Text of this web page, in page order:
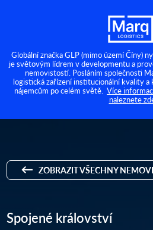
Globální značka GLP (mimo území Číny)
je světovým lídrem v developmentu a
nemovistostí. Posláním společnosti
logistická zařízení institucionální kvality
nájemcům po celém světě. Více
naleznete
ZOBRAZIT VŠECHNY
Spojené království